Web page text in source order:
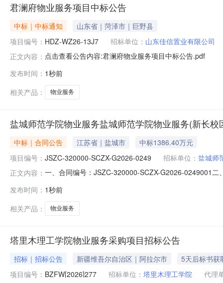
君澜府物业服务项目中标公告
中标｜中标通知
山东省｜菏泽市｜巨野县
项目编号： HDZ-WZ26-13J7 招标单位： 山东佳信置业有限公司
正文内容： 点击查看公告内容:君澜府物业服务项目中标公告.pdf
发布时间： 1秒前
相关产品：
物业服务
盐城师范学院物业服务盐城师范学院物业服务(新长校
中标｜合同公告 江苏省｜盐城市
中标1386.40万元
项目编号： JSZC-320000-SCZX-G2026-0249 招标单位： 盐城师
正文内容： 一、合同编号：JSZC-320000-SCZX-G2026-0249001
陌物业服务集团有限公司地址：安徽省合肥市经济技术
发布时间： 1秒前
相关产品：
物业服务
塔里木理工学院物业服务采购项目招标公告
招标｜招标公告 新疆维吾尔自治区｜阿拉尔市
5天后标书获
项目编号： BZFW[2026]277 招标单位： 塔里木理工学院
代理